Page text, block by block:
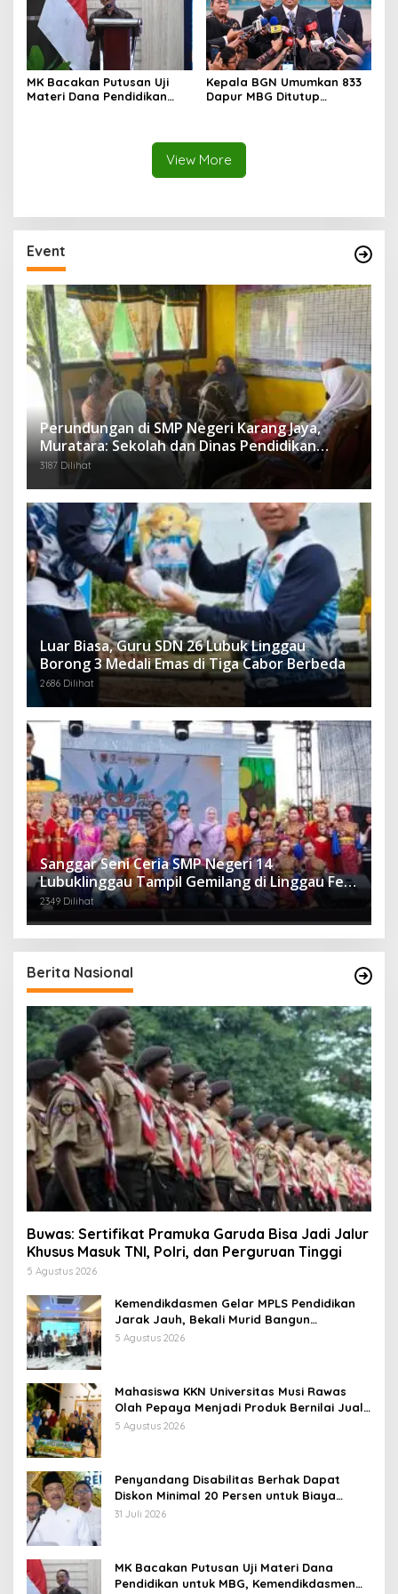
MK Bacakan Putusan Uji
Materi Dana Pendidikan
Kepala BGN Umumkan 833
Dapur MBG Ditutup
View More
Event
Perundungan di SMP Negeri Karang Jaya,
Muratara: Sekolah dan Dinas Pendidikan
Langsung Ambil Tindakan Tegas
3187 Dilihat
Luar Biasa, Guru SDN 26 Lubuk Linggau
Borong 3 Medali Emas di Tiga Cabor Berbeda
2686 Dilihat
Sanggar Seni Ceria SMP Negeri 14
Lubuklinggau Tampil Gemilang di Linggau Fest
2025
2349 Dilihat
Berita Nasional
Buwas: Sertifikat Pramuka Garuda Bisa Jadi Jalur
Khusus Masuk TNI, Polri, dan Perguruan Tinggi
5 Agustus 2026
Kemendikdasmen Gelar MPLS Pendidikan
Jarak Jauh, Bekali Murid Bangun
Kemandirian Belajar
5 Agustus 2026
Mahasiswa KKN Universitas Musi Rawas
Olah Pepaya Menjadi Produk Bernilai Jual
Tinggi, Dorong UMKM Desa Air Satan
5 Agustus 2026
Penyandang Disabilitas Berhak Dapat
Diskon Minimal 20 Persen untuk Biaya
Sekolah dan Kuliah
31 Juli 2026
MK Bacakan Putusan Uji Materi Dana
Pendidikan untuk MBG, Kemendikdasmen